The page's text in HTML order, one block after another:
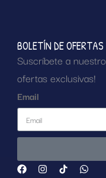
BOLETÍN DE OFERTAS
Suscríbete a
ofertas exclusivas!
Email